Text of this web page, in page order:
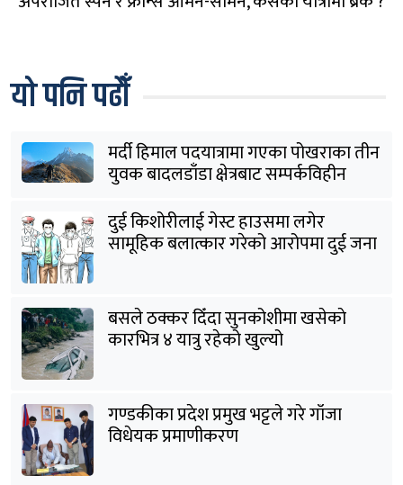
यो पनि पढौँ
मर्दी हिमाल पदयात्रामा गएका पोखराका तीन
युवक बादलडाँडा क्षेत्रबाट सम्पर्कविहीन
दुई किशोरीलाई गेस्ट हाउसमा लगेर
सामूहिक बलात्कार गरेको आरोपमा दुई जना
बसले ठक्कर दिँदा सुनकोशीमा खसेकाे
कारभित्र ४ यात्रु रहेको खुल्यो
गण्डकीका प्रदेश प्रमुख भट्टले गरे गाँजा
विधेयक प्रमाणीकरण